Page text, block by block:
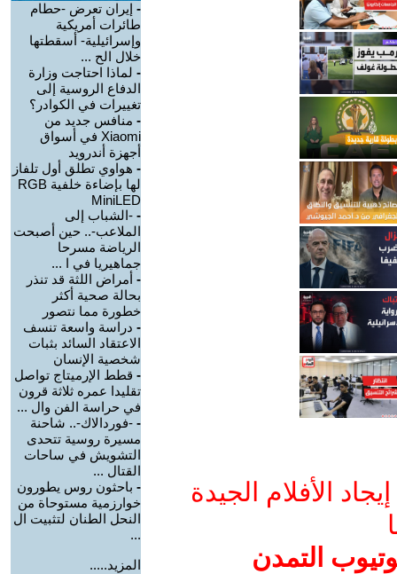
الأفلام الجيدة
التمدن
- إيران تعرض -حطام
طائرات أمريكية
وإسرائيلية- أسقطتها
خلال الح ...
- لماذا احتاجت وزارة
الدفاع الروسية إلى
تغييرات في الكوادر؟
- منافس جديد من
Xiaomi في أسواق
أجهزة أندرويد
- هواوي تطلق أول تلفاز
لها بإضاءة خلفية RGB
MiniLED
- -الشباب إلى
الملاعب-.. حين أصبحت
الرياضة مسرحا
جماهيريا في ا ...
- أمراض اللثة قد تنذر
بحالة صحية أكثر
خطورة مما نتصور
- دراسة واسعة تنسف
الاعتقاد السائد بثبات
شخصية الإنسان
- قطط الإرميتاج تواصل
تقليدا عمره ثلاثة قرون
في حراسة الفن وال ...
- -فوردالاك-.. شاحنة
مسيرة روسية تتحدى
التشويش في ساحات
القتال ...
- باحثون روس يطورون
خوارزمية مستوحاة من
النحل الطنان لتثبيت ال
...
المزيد.....